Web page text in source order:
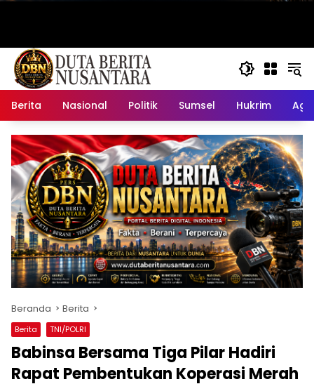
Berita Nasional Politik Sumsel Hukrim
Beranda Berita
Berita TNI/POLRI
Babinsa Bersama Tiga Pilar Hadiri
Rapat Pembentukan Koperasi Merah